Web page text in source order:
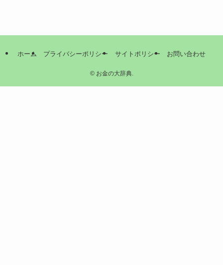
ホーム プライバシーポリシー サイトポリシー お問い合わせ
©お金の大辞典.